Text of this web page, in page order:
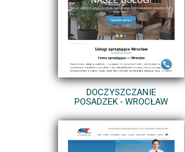
DOCZYSZCZANIE
POSADZEK - WROCŁAW